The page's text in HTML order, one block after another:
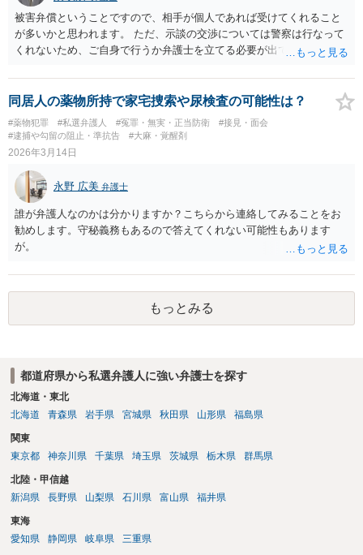
被害弁償ということですので、相手が個人であれば受けてくれること
が多いかと思われます。 ただ、示談の交渉については警察は行なって
くれないため、ご自身で行うか弁護士を立てる必要が出てくるでしょ
同居人の薬物所持で家宅捜索や尿検査の可能性は？
#薬物犯罪 #私選弁護人 #冤罪・無実・正当防衛
#接見・面会
#逮捕や勾留の阻止・準抗告
#大麻・覚醒剤
2026年3月14日
永野 広美 弁護士
誰が弁護人なのかは分かりますか？こちらから連絡してみることをお
勧めします。守秘義務もあるので答えてくれない可能性もあります
が。
もっとみる
都道府県から私選弁護人に強い弁護士を探す
北海道・東北
北海道
青森県 岩手県 宮城県 秋田県 山形県 福島県
関東
東京都
神奈川県 千葉県 埼玉県 茨城県 栃木県 群馬県
北陸・甲信越
新潟県
長野県 山梨県 石川県 富山県 福井県
東海
愛知県
静岡県 岐阜県 三重県